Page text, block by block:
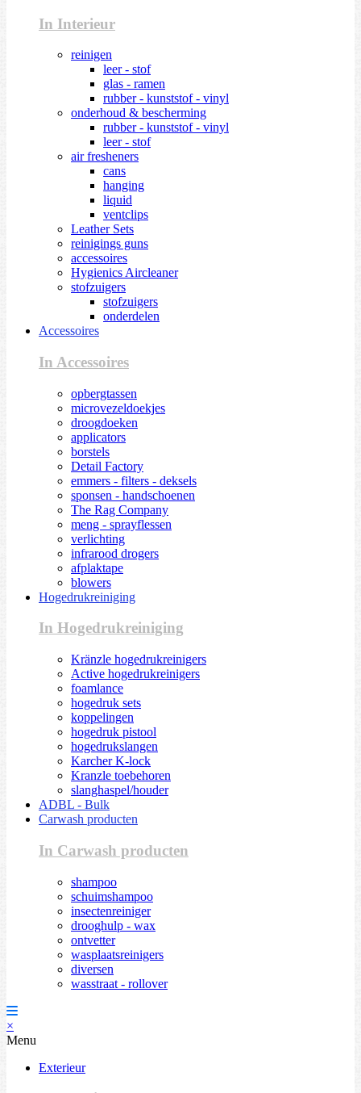
In Interieur
reinigen
leer - stof
glas - ramen
rubber - kunststof - vinyl
onderhoud & bescherming
rubber - kunststof - vinyl
leer - stof
air fresheners
cans
hanging
liquid
ventclips
Leather Sets
reinigings guns
accessoires
Hygienics Aircleaner
stofzuigers
stofzuigers
onderdelen
Accessoires
In Accessoires
opbergtassen
microvezeldoekjes
droogdoeken
applicators
borstels
Detail Factory
emmers - filters - deksels
sponsen - handschoenen
The Rag Company
meng - sprayflessen
verlichting
infrarood drogers
afplaktape
blowers
Hogedrukreiniging
In Hogedrukreiniging
Kränzle hogedrukreinigers
Active hogedrukreinigers
foamlance
hogedruk sets
koppelingen
hogedruk pistool
hogedrukslangen
Karcher K-lock
Kranzle toebehoren
slanghaspel/houder
ADBL - Bulk
Carwash producten
In Carwash producten
shampoo
schuimshampoo
insectenreiniger
drooghulp - wax
ontvetter
wasplaatsreinigers
diversen
wasstraat - rollover
×
Menu
Exterieur